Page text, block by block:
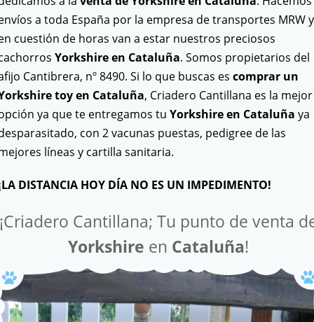
a toda España por la empresa de transportes MRW y
cuestión de horas van a estar nuestros preciosos
Yorkshireen Cataluña. Somos propietarios del
Cantibrera, nº 8490. Si lo que buscas es comprar un
toy en Cataluña, Criadero Cantillana es la mejor
ya que te entregamos tu Yorkshireen Cataluña ya
con 2 vacunas puestas, pedigree de las
líneas y cartilla sanitaria.
DISTANCIA HOY DÍA NO ES UN IMPEDIMENTO!
¡Criadero Cantillana; Tu punto de venta
Yorkshire en Cataluña!